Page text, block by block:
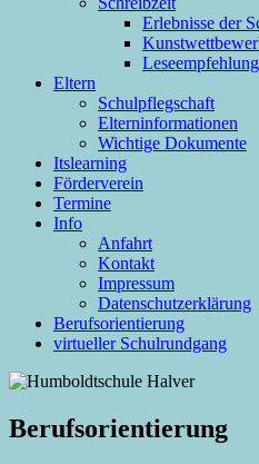
Erlebnisse der
Eltern
Schulpflegschaft
Elterninformationen
Wichtige Dokumente
Itslearning
Förderverein
Termine
Info
Anfahrt
Kontakt
Impressum
Datenschutzerklärung
Berufsorientierung
virtueller Schulrundgang
Berufsorientierung